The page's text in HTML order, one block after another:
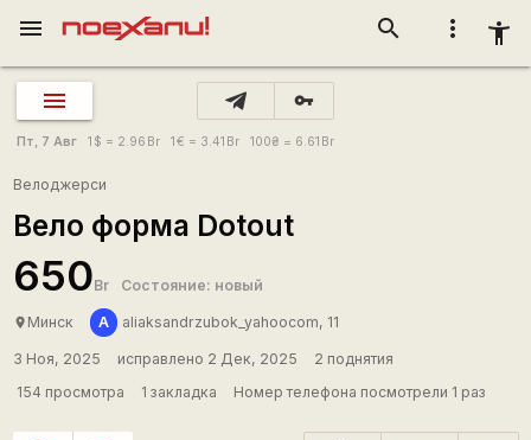
more_vert accessibility_new
search
menu
vpn_key
Пт, 7 Авг 1 $ = 2.96 Br 1€ = 3.41 Br 100₴ = 6.61 Br
Велоджерси
Вело форма Dotout
650Br Состояние: новый
place Минск A aliaksandrzubok_yahoocom, 11
3 Ноя, 2025 исправлено 2 Дек, 2025
2 поднятия
154 просмотра
1 закладка Номер телефона посмотрели 1 раз